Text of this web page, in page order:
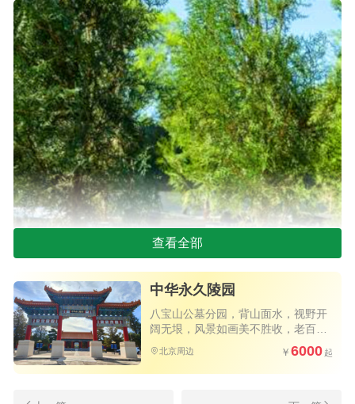
树葬
查看全部
中华永久陵园
八宝山公墓分园，背山面水，视野开
阔无垠，风景如画美不胜收，老百姓
买得起的优质公墓，公交直达园区大
门，祭扫方便
北京周边 6000